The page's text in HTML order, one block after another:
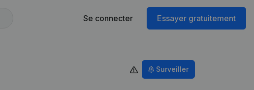
Se connecter Essayer gratuitement
Surveiller